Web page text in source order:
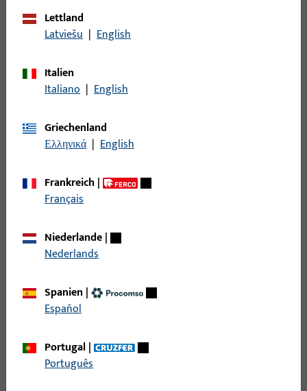
PDF (1MB)
PDF (2MB)
Einbauzeichnungen
PDF (17MB)
Türverschluss GU-BKS – 4mm Falzluft – Neutrale
Holzprofile
PDF (31MB)
Deutsch, Neutral
Lettland
Latviešu | English
Italien
Italiano | English
Griechenland
Ελληνικά | English
Frankreich|
Français
Niederlande|
Nederlands
Spanien |
Español
Portugal|
Português